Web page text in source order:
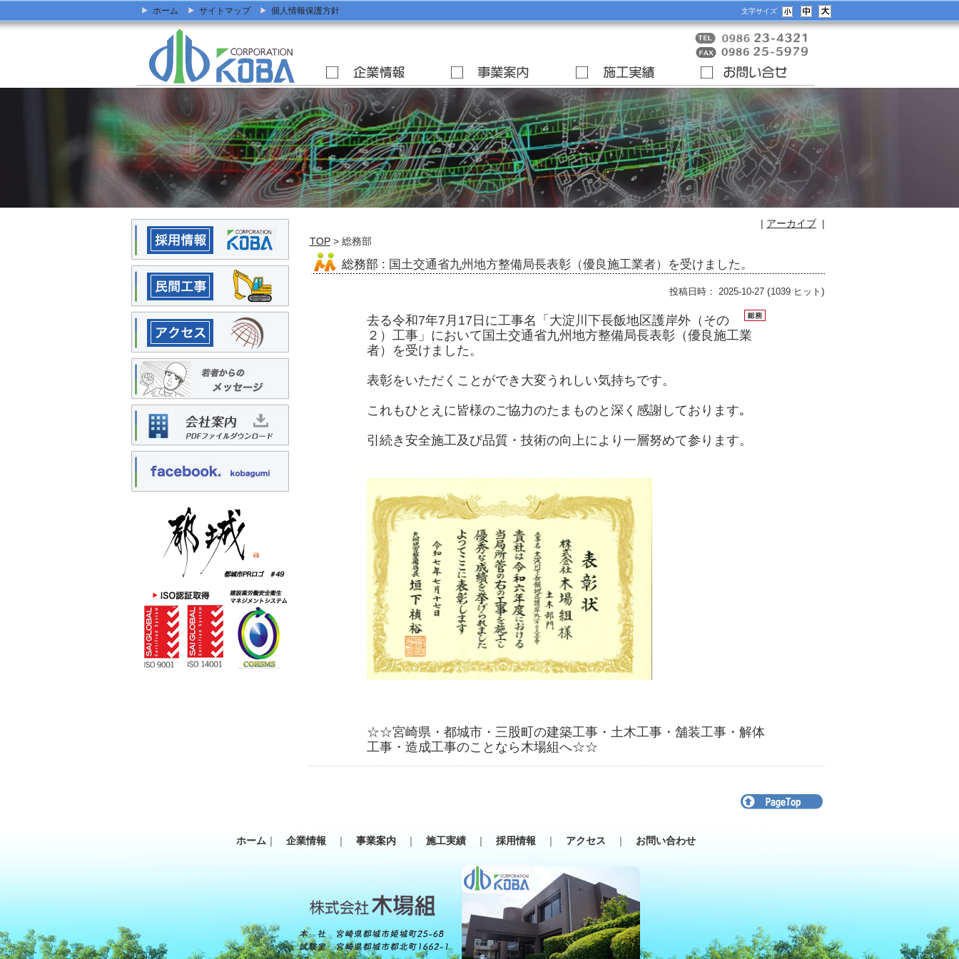
文字サイズ
ホーム サイトマップ 個人情報保護方針
| アーカイブ |
TOP> 総務部
総務部 : 国土交通省九州地方整備局長表彰（優良施工業者）を受けました。
投稿日時： 2025-10-27 (1039 ヒット )
去る令和7年7月17日に工事名「大淀川下長飯地区護岸外（その
２）工事」において国土交通省九州地方整備局長表彰（優良施工業
者）を受けました。
表彰をいただくことができ大変うれしい気持ちです。
これもひとえに皆様のご協力のたまものと深く感謝しております｡
引続き安全施工及び品質・技術の向上により一層努めて参ります。
☆☆宮崎県・都城市・三股町の建築工事・土木工事・舗装工事・解体
工事・造成工事のことなら木場組へ☆☆
ホーム ｜ 企業情報 ｜ 事業案内 ｜ 施工実績 ｜ 採用情報 ｜ アクセス ｜ お問い合わせ